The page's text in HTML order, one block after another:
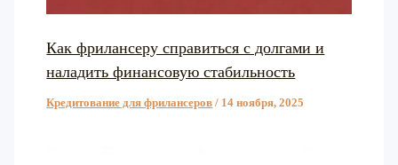
Как фрилансеру справиться с долгами и
наладить финансовую стабильность
Кредитование для фрилансеров / 14 ноября, 2025